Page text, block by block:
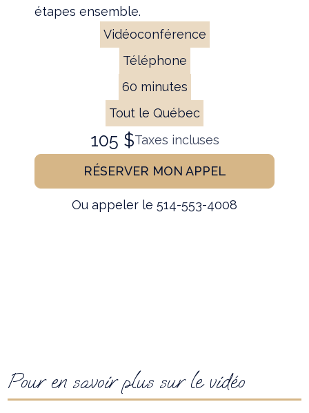
étapes ensemble.
Vidéoconférence
Téléphone
60 minutes
Tout le Québec
105 $Taxes incluses
RÉSERVER MON APPEL
Ou appeler le 514-553-4008
Pour en savoir plus sur le vidéo